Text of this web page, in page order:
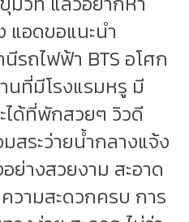
แอดขอแนะนำ
รถไฟฟ้า BTS อโศก
นที่มีโรงแรมหรู มี
ได้ที่พักสวยๆ วิวดี
สระว่ายน้ำกลางแจ้ง
างสวยงาม สะอาด
วามสะดวกครบ การ